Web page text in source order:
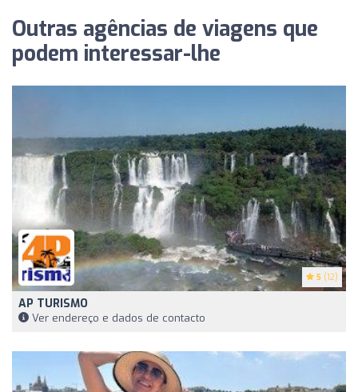
Outras agências de viagens que
podem interessar-lhe
5 (12)
AP TURISMO
Ver endereço e dados de contacto